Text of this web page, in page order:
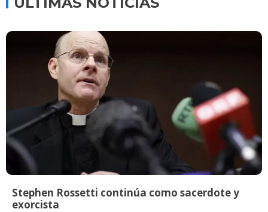
Stephen Rossetti continúa como sacerdote y
exorcista